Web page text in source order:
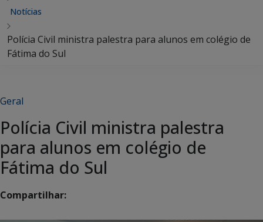
Notícias
Polícia Civil ministra palestra para alunos em colégio de
Fátima do Sul
Geral
Polícia Civil ministra palestra
para alunos em colégio de
Fátima do Sul
Compartilhar: